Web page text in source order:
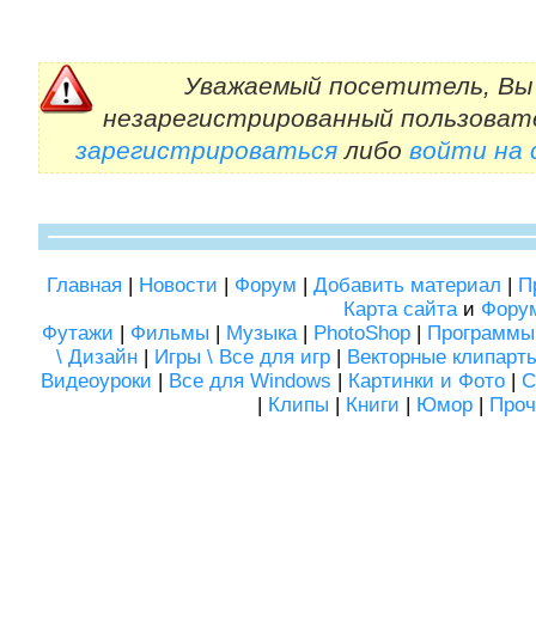
Уважаемый посетитель, Вы
незарегистрированный
зарегистрироватьсялибо войти на
Главная | Новости | Форум | Добавить материал |
Карта сайтаи
Футажи | Фильмы | Музыка| PhotoShop | Программы
\ Дизайн | Игры \ Все для игр | Векторные
Видеоуроки | Все для Windows | Картинки и Фото|
| Клипы | Книги | Юмор |